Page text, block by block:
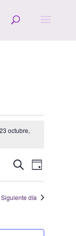
octubre,
de
y
de
Buscar
de
vistas
de
Día
Siguiente día